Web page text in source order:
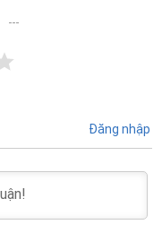
Đăng nhập